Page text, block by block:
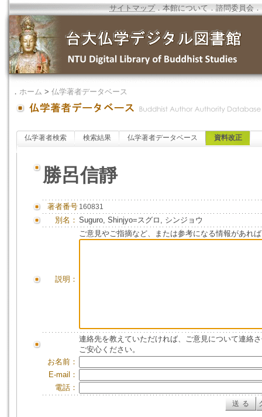
サイトマップ．本館について ．諮問委員会 ．
． ホーム > 仏学著者データベース
仏学著者検索 検索結果 仏学著者データベース 資料改正
勝呂信靜
著者番号 160831
別名： Suguro, Shinjyo=スグロ, シンジョウ
説明：
ご意見やご指摘など、または参考になる情報があれ
連絡先を教えていただければ、ご意見について連絡
ご安心ください。
お名前：
E-mail：
電話：